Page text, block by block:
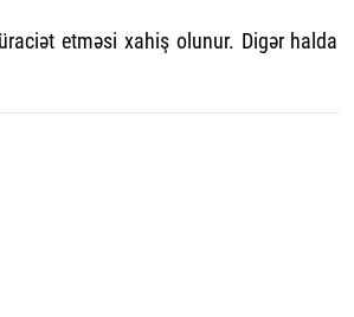
etməsi xahiş olunur. Digər halda